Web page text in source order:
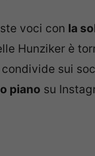
voci con la
Hunziker è
sui
piano su